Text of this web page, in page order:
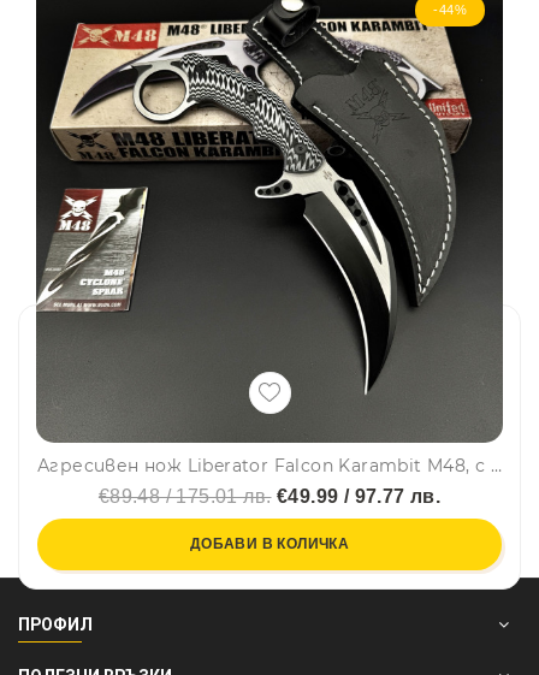
-44%
Агресивен нож Liberator Falcon Karambit M48, с кожена кания - ТОП МОДЕЛ
€89.48 / 175.01 лв.€49.99 / 97.77 лв.
ДОБАВИ В КОЛИЧКА
ПРОФИЛ